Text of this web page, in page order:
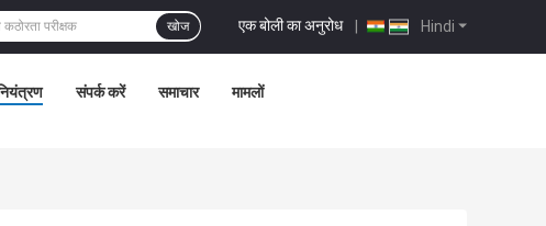
Hindi
एक बोली का अनुरोध |
खोज
संपर्क करें समाचार मामलों